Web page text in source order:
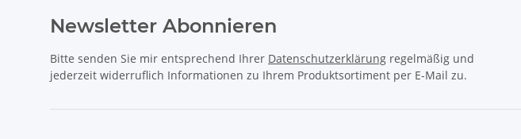
Newsletter Abonnieren
Bitte senden Sie mir entsprechend Ihrer Datenschutzerklärung regelmäßig und
jederzeit widerruflich Informationen zu Ihrem Produktsortiment per E-Mail zu.